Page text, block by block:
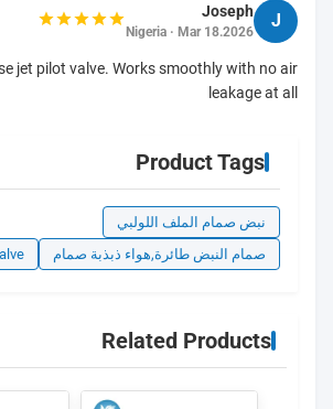
J
Joseph
Nigeria · Mar 18.2026
jet pilot valve. Works smoothly with no air
leakage at all
Product Tags
نبض صمام الملف اللولبي
صمام النبض طائرة,هواء ذبذبة صمام
Related Products